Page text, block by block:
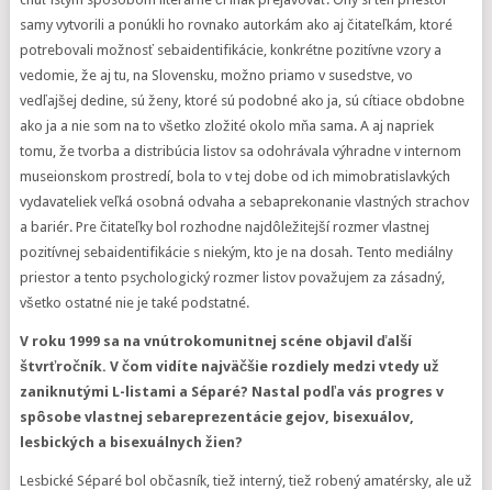
samy vytvorili a ponúkli ho rovnako autorkám ako aj čitateľkám, ktoré
potrebovali možnosť sebaidentifikácie, konkrétne pozitívne vzory a
vedomie, že aj tu, na Slovensku, možno priamo v susedstve, vo
vedľajšej dedine, sú ženy, ktoré sú podobné ako ja, sú cítiace obdobne
ako ja a nie som na to všetko zložité okolo mňa sama. A aj napriek
tomu, že tvorba a distribúcia listov sa odohrávala výhradne v internom
museionskom prostredí, bola to v tej dobe od ich mimobratislavkých
vydavateliek veľká osobná odvaha a sebaprekonanie vlastných strachov
a bariér. Pre čitateľky bol rozhodne najdôležitejší rozmer vlastnej
pozitívnej sebaidentifikácie s niekým, kto je na dosah. Tento mediálny
priestor a tento psychologický rozmer listov považujem za zásadný,
všetko ostatné nie je také podstatné.
V roku 1999 sa na vnútrokomunitnej scéne objavil ďalší
štvrťročník. V čom vidíte najväčšie rozdiely medzi vtedy už
zaniknutými L-listami a Séparé? Nastal podľa vás progres v
spôsobe vlastnej sebareprezentácie gejov, bisexuálov,
lesbických a bisexuálnych žien?
Lesbické Séparé bol občasník, tiež interný, tiež robený amatérsky, ale už